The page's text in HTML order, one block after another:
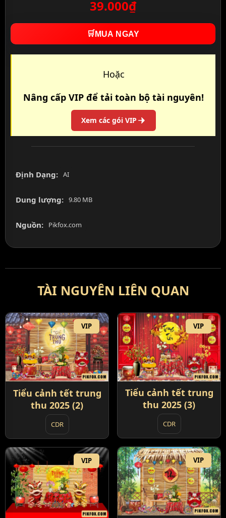
39.000₫
🛒 MUA NGAY
Hoặc
Nâng cấp VIP để tải toàn bộ tài nguyên!
Xem các gói VIP
Định Dạng: AI
Dung lượng: 9.80 MB
Nguồn: Pikfox.com
TÀI NGUYÊN LIÊN QUAN
VIP
Tiểu cảnh tết trung
thu 2025 (2)
CDR
VIP
Tiểu cảnh tết trung
thu 2025 (3)
CDR
VIP
VIP